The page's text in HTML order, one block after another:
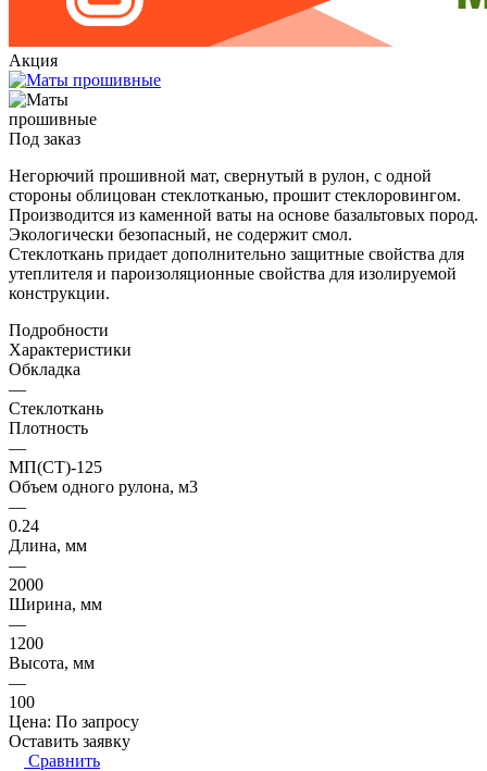
Акция
Под заказ
Негорючий прошивной мат, свернутый в рулон, с одной
стороны облицован стеклотканью, прошит стеклоровингом.
Производится из каменной ваты на основе базальтовых пород.
Экологически безопасный, не содержит смол.
Стеклоткань придает дополнительно защитные свойства для
утеплителя и пароизоляционные свойства для изолируемой
конструкции.
Подробности
Характеристики
Обкладка
—
Стеклоткань
Плотность
—
МП(СТ)-125
Объем одного рулона, м3
—
0.24
Длина, мм
—
2000
Ширина, мм
—
1200
Высота, мм
—
100
Цена: По запросу
Оставить заявку
Сравнить